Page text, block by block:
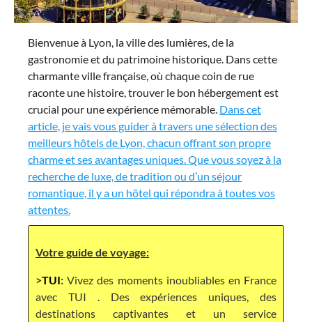
Bienvenue à Lyon, la ville des lumières, de la
gastronomie et du patrimoine historique. Dans cette
charmante ville française, où chaque coin de rue
raconte une histoire, trouver le bon hébergement est
crucial pour une expérience mémorable. Dans cet
article, je vais vous guider à travers une sélection des
meilleurs hôtels de Lyon, chacun offrant son propre
charme et ses avantages uniques. Que vous soyez à la
recherche de luxe, de tradition ou d’un séjour
romantique, il y a un hôtel qui répondra à toutes vos
attentes.
Votre guide de voyage:
>TUI: Vivez des moments inoubliables en France
avec TUI . Des expériences uniques, des
destinations captivantes et un service